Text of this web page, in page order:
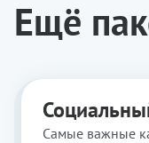
Ещё
Самые важные